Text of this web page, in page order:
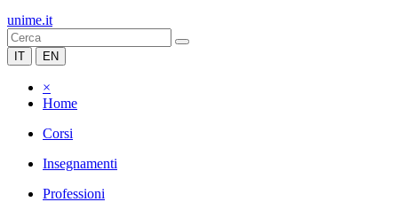
unime.it
IT EN
×
Home
Corsi
Insegnamenti
Professioni